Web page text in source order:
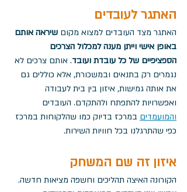
האתגר לעובדים
האתגר מצד העובדים למצוא מקום שיראה אותם
באופן אישי וייתן מענה למכלול הצרכים
הספציפיים של כל עובדת ועובד. אותם צרכים לא
נגמרים רק בתנאים ובמשכורת, אלא כוללים גם
את אותה גמישות, איזון בין בית לעבודה
ואפשרויות להתפתח ולהתקדם. העובדים
והמועמדים במרכז בדיוק כמו שהלקוחות במרכז
כפי שהתרגלנו בכל חוויות השירות.
איזון זה שם המשחק
הקורונה האיצה תהליכים וחשפה מציאות חדשה.